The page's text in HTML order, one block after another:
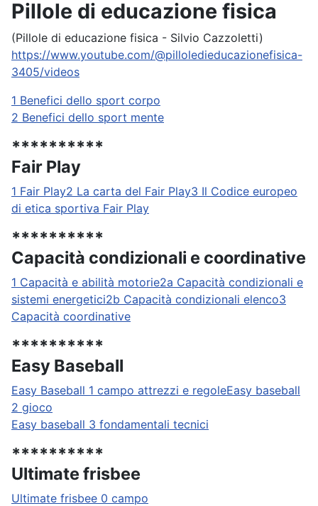
Pillole di educazione fisica
(Pillole di educazione fisica - Silvio Cazzoletti)
https://www.youtube.com/@pilloledieducazionefisica-
3405/videos
1 Benefici dello sport corpo
2 Benefici dello sport mente
**********
Fair Play
1 Fair Play2 La carta del Fair Play3 Il Codice europeo
di etica sportiva Fair Play
**********
Capacità condizionali e coordinative
1 Capacità e abilità motorie2a Capacità condizionali e
sistemi energetici2b Capacità condizionali elenco3
Capacità coordinative
**********
Easy Baseball
Easy Baseball 1 campo attrezzi e regoleEasy baseball
2 gioco
Easy baseball 3 fondamentali tecnici
**********
Ultimate frisbee
Ultimate frisbee 0 campo